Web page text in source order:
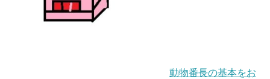
動物番長の基本をお